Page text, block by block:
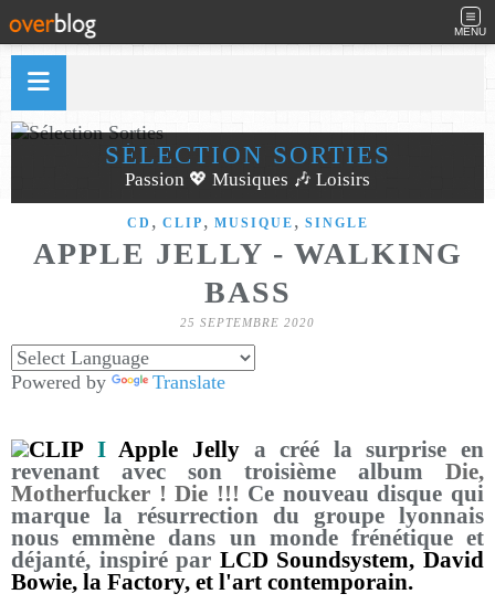
MENU
SÉLECTION SORTIES
Passion 💖 Musiques 🎶 Loisirs
CD , CLIP , MUSIQUE , SINGLE
APPLE JELLY - WALKING
BASS
25 SEPTEMBRE 2020
Powered by Translate
CLIPI Apple Jelly a créé la surprise en
revenant avec son troisième album Die,
Motherfucker ! Die !!! Ce nouveau disque qui
marque la résurrection du groupe lyonnais
nous emmène dans un monde frénétique et
déjanté, inspiré par LCD Soundsystem, David
Bowie, la Factory, et l'art contemporain.